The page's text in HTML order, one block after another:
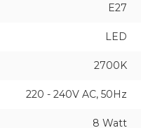
E27
LED
2700K
220 - 240V AC, 50Hz
8 Watt